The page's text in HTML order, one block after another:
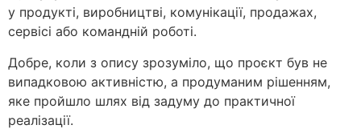
у продукті, виробництві, комунікації, продажах,
сервісі або командній роботі.
Добре, коли з опису зрозуміло, що проєкт був не
випадковою активністю, а продуманим рішенням,
яке пройшло шлях від задуму до практичної
реалізації.